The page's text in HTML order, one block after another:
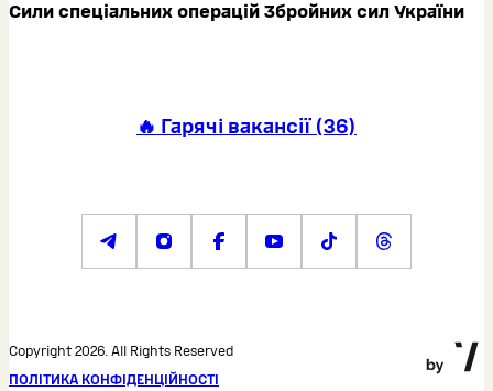
Сили спеціальних операцій Збройних сил України
🔥 Гарячі вакансії(36)
Copyright 2026. All Rights Reserved
ПОЛІТИКА КОНФІДЕНЦІЙНОСТІ